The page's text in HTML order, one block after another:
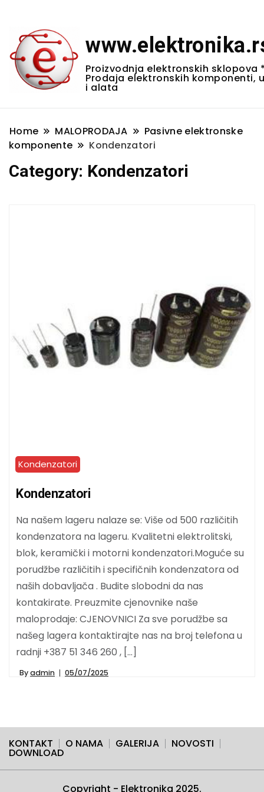
Proizvodnja elektronskih sklopova
Prodaja elektronskih komponenti,
i alata
Home MALOPRODAJA
Pasivne elektronske
komponente
Kondenzatori
Category: Kondenzatori
Kondenzatori
Kondenzatori
Na našem lageru nalaze se: Više od 500 različitih
kondenzatora na lageru. Kvalitetni elektrolitski,
blok, keramički i motorni kondenzatori.Moguće su
porudžbe različitih i specifičnih kondenzatora od
naših dobavljača . Budite slobodni da nas
kontakirate. Preuzmite cjenovnike naše
maloprodaje: CJENOVNICI Za sve porudžbe sa
našeg lagera kontaktirajte nas na broj telefona u
radnji +387 51 346 260 , […]
Byadmin 05/07/2025
KONTAKT O NAMA GALERIJA NOVOSTI
DOWNLOAD
Copyright - Elektronika 2025.